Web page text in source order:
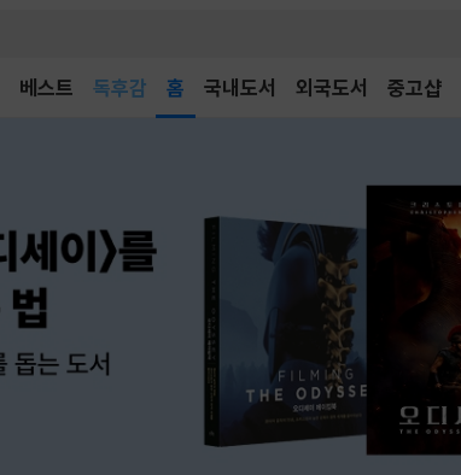
베스트 어린이 홈 국내도서 외국도서 중고샵